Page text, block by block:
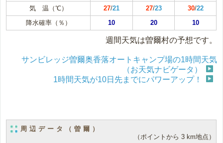
気 温（℃） 27/21 27/23 30/22
降水確率（％）
10 20 10
週間天気は曽爾村の予想です。
サンビレッジ曽爾奥香落オートキャンプ場の1時間天気
（お天気ナビゲータ）
1時間天気が10日先までにパワーアップ！
周辺データ（曽爾）
（ポイントから 3 km地点）